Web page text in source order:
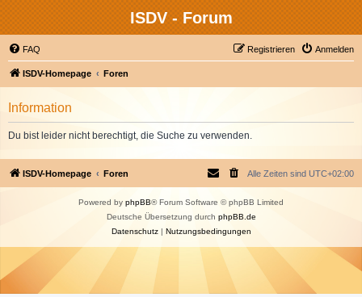
ISDV - Forum
FAQ Anmelden
Registrieren
ISDV-Homepage Foren
Information
Du bist leider nicht berechtigt, die Suche zu verwenden.
ISDV-Homepage Foren Alle Zeiten sind UTC+02:00
Powered by phpBB® Forum Software © phpBB Limited
Deutsche Übersetzung durch phpBB.de
Datenschutz| Nutzungsbedingungen